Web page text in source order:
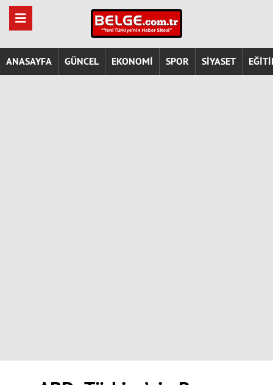
ANASAYFA GÜNCEL EKONOMİ SPOR SİYASET